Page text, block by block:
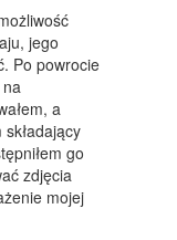
jego
Po powrocie
na
a
go
zdjęcia
mojej